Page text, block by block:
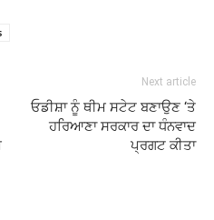
Next article
ਓਡੀਸ਼ਾ ਨੂੰ ਥੀਮ ਸਟੇਟ ਬਣਾਉਣ ‘ਤੇ
ਹਰਿਆਣਾ ਸਰਕਾਰ ਦਾ ਧੰਨਵਾਦ
ਪ੍ਰਗਟ ਕੀਤਾ